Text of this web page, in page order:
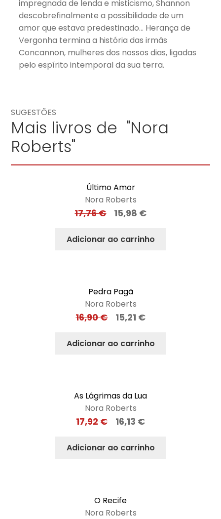
impregnada de lenda e misticismo, Shannon
descobrefinalmente a possibilidade de um
amor que estava predestinado… Herança de
Vergonha termina a história das irmãs
Concannon, mulheres dos nossos dias, ligadas
pelo espírito intemporal da sua terra.
SUGESTÕES
Mais livros de "Nora
Roberts"
Último Amor
Nora Roberts
17,76€ 15,98 €
Adicionar ao carrinho
Pedra Pagã
Nora Roberts
16,90€ 15,21 €
Adicionar ao carrinho
As Lágrimas da Lua
Nora Roberts
17,92€ 16,13 €
Adicionar ao carrinho
O Recife
Nora Roberts